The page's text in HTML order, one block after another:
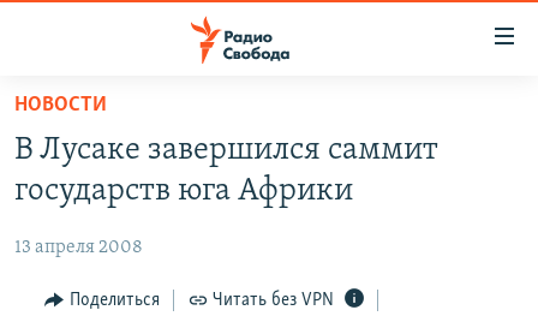
упрощенного
доступа
основному
Вернутся
ПОДКАСТЫ
АВТОРСКИЕ ПРОЕКТЫ
ЦИТАТЫ СВОБОДЫ
МНЕНИЯ
НОВОСТИ
В Лусаке завершился саммит
государств юга Африки
13 апреля 2008
Поделиться Читать без VPN